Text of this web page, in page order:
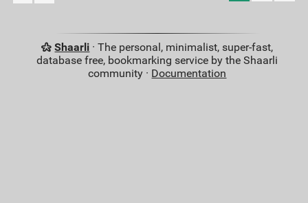
Shaarli · The personal, minimalist, super-fast,
database free, bookmarking service by the Shaarli
community · Documentation